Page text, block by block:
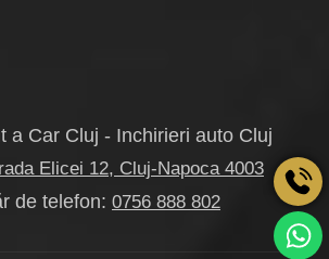
a Car Cluj - Inchirieri auto Cluj
Elicei 12, Cluj-Napoca 4003
de telefon: 0756 888 802